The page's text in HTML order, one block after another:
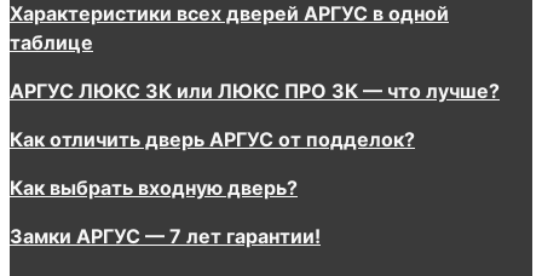
Характеристики всех дверей АРГУС в одной
таблице
АРГУС ЛЮКС 3К или ЛЮКС ПРО 3К — что лучше?
Как отличить дверь АРГУС от подделок?
Как выбрать входную дверь?
Замки АРГУС — 7 лет гарантии!